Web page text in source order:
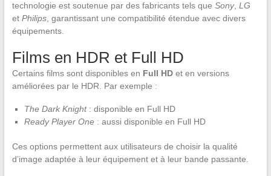
technologie est soutenue par des fabricants tels que Sony, LG
et Philips, garantissant une compatibilité étendue avec divers
équipements.
Films en HDR et Full HD
Certains films sont disponibles en Full HDet en versions
améliorées par le HDR. Par exemple :
The Dark Knight: disponible en Full HD
Ready Player One: aussi disponible en Full HD
Ces options permettent aux utilisateurs de choisir la qualité
d’image adaptée à leur équipement et à leur bande passante.